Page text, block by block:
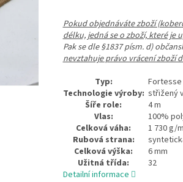
Pokud objednáváte zboží
délku, jedná se o zboží, které je
Pak se dle §1837 písm. d)
nevztahuje právo vrácení zboží
Typ:
Fortesse
Technologie výroby: střižený
Šíře role:
4 m
Vlas:
100%
Celková váha:
1 730 g/m
Rubová strana:
Celková výška:
6 mm
Užitná třída:
32
Detailní informace